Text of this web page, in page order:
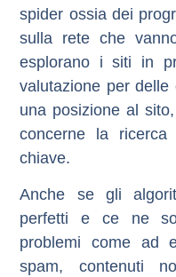
spider ossia dei
sulla rete che
esplorano i siti in
valutazione per
una posizione al
concerne la
chiave.
Anche se gli
perfetti e ce ne
problemi come ad
spam, contenuti